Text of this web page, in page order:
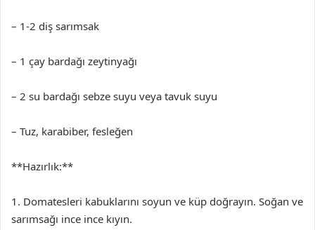
– 1-2 diş sarımsak
– 1 çay bardağı zeytinyağı
– 2 su bardağı sebze suyu veya tavuk suyu
– Tuz, karabiber, fesleğen
**Hazırlık:**
1. Domatesleri kabuklarını soyun ve küp doğrayın. Soğan ve
sarımsağı ince ince kıyın.